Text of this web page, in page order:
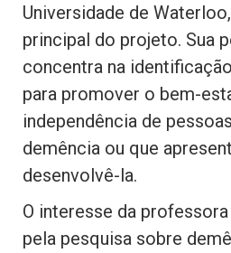
Universidade de
principal do projeto. Sua
concentra na
para promover o bem-
independência de
demência ou que
desenvolvê-la.
O interesse da
pela pesquisa sobre